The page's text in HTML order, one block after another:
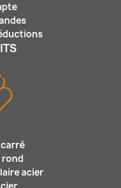
rond
acier